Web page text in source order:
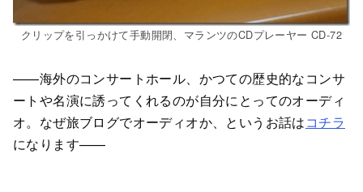
クリップを引っかけて手動開閉、マランツのCDプレーヤー CD-72
——海外のコンサートホール、かつての歴史的なコンサ
ートや名演に誘ってくれるのが自分にとってのオーディ
オ。なぜ旅ブログでオーディオか、というお話はコチラ
になります——